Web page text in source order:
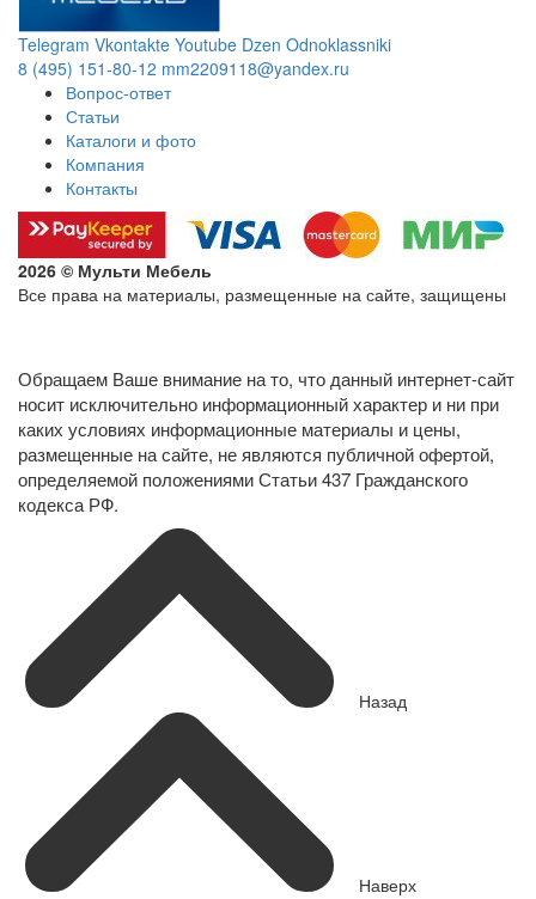
Telegram Vkontakte Youtube Dzen Odnoklassniki
8 (495) 151-80-12 mm2209118@yandex.ru
Вопрос-ответ
Статьи
Каталоги и фото
Компания
Контакты
2026 © Мульти Мебель
Все права на материалы, размещенные на сайте, защищены
Обращаем Ваше внимание на то, что данный интернет-сайт
носит исключительно информационный характер и ни при
каких условиях информационные материалы и цены,
размещенные на сайте, не являются публичной офертой,
определяемой положениями Статьи 437 Гражданского
кодекса РФ.
Назад
Наверх